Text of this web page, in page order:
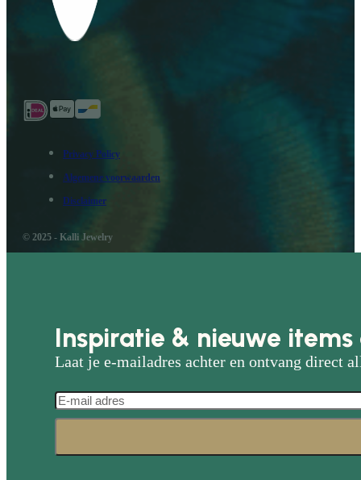
Privacy Policy
Algemene voorwaarden
Disclaimer
© 2025 - Kalli Jewelry
Inspiratie & nieuwe
Laat je e-mailadres achter en ontvang direct